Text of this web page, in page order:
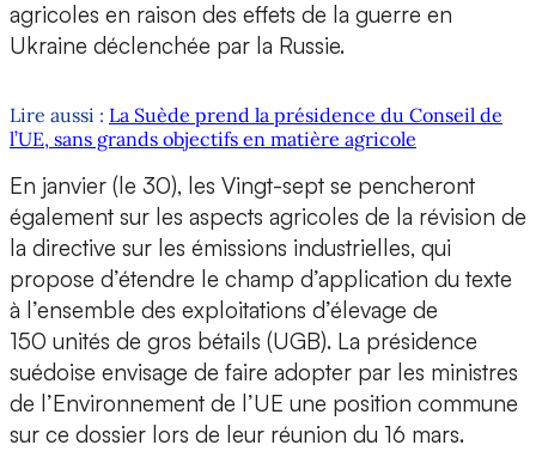
agricoles en raison des effets de la guerre en
Ukraine déclenchée par la Russie.
Lire aussi : La Suède prend la présidence du Conseil de
l’UE, sans grands objectifs en matière agricole
En janvier (le 30), les Vingt-sept se pencheront
également sur les aspects agricoles de la révision de
la directive sur les émissions industrielles, qui
propose d’étendre le champ d’application du texte
à l’ensemble des exploitations d’élevage de
150 unités de gros bétails (UGB). La présidence
suédoise envisage de faire adopter par les ministres
de l’Environnement de l’UE une position commune
sur ce dossier lors de leur réunion du 16 mars.